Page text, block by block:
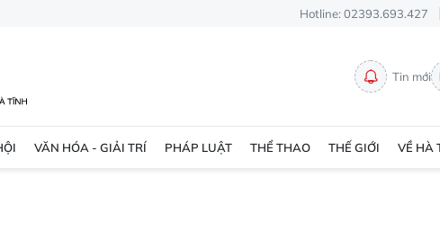
Hotline: 02393.693.427
Tin mới
VĂN HÓA - GIẢI TRÍ PHÁP LUẬT THỂ THAO THẾ GIỚI VỀ HÀ